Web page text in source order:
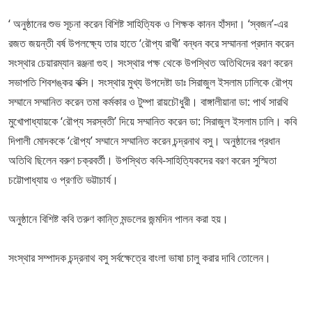
‘ অনুষ্ঠানের শুভ সূচনা করেন বিশিষ্ট সাহিত্যিক ও শিক্ষক কানন হাঁসদা। ‘স্বজন’-এর
রজত জয়ন্তী বর্ষ উপলক্ষ্যে তার হাতে ‘রৌপ্য রাখী’ বন্ধন করে সম্মাননা প্রদান করেন
সংস্থার চেয়ারম্যান রঞ্জনা গুহ। সংস্থার পক্ষ থেকে উপস্থিত অতিথিদের বরণ করেন
সভাপতি শিবশঙ্কর বক্সি। সংস্থার মুখ্য উপদেষ্টা ডাঃ সিরাজুল ইসলাম ঢালিকে রৌপ্য
সম্মানে সম্মানিত করেন তমা কর্মকার ও টুম্পা রায়চৌধুরী। বাঙ্গালীয়ানা ডা: পার্থ সারথি
মুখোপাধ্যায়কে ‘রৌপ্য সরস্বতী’ দিয়ে সম্মানিত করেন ডা: সিরাজুল ইসলাম ঢালি। কবি
দিপালী মোদককে ‘রৌপ্য’ সম্মানে সম্মানিত করেন চন্দ্রনাথ বসু। অনুষ্ঠানের প্রধান
অতিথি ছিলেন বরুণ চক্রবর্তী। উপস্থিত কবি-সাহিত্যিকদের বরণ করেন সুস্মিতা
চট্টোপাধ্যায় ও প্রণতি ভট্টাচার্য।
অনুষ্ঠানে বিশিষ্ট কবি তরুণ কান্তি মন্ডলের জন্মদিন পালন করা হয়।
সংস্থার সম্পাদক চন্দ্রনাথ বসু সর্বক্ষেত্রে বাংলা ভাষা চালু করার দাবি তোলেন।